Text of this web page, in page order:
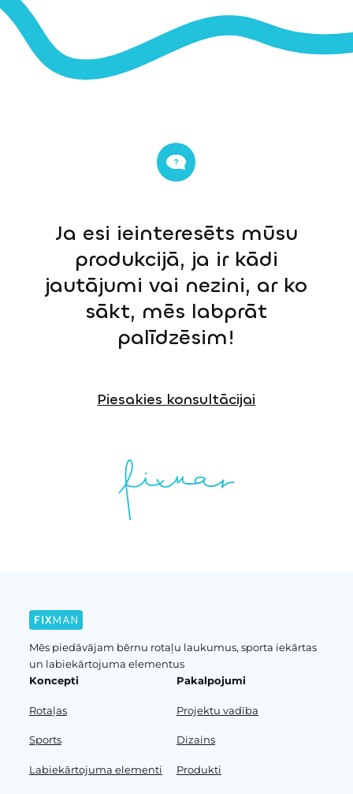
Ja esi ieinteresēts mūsu
produkcijā, ja ir kādi
jautājumi vai nezini, ar ko
sākt, mēs labprāt
palīdzēsim!
Piesakies konsultācijai
Mēs piedāvājam bērnu rotaļu laukumus, sporta iekārtas
un labiekārtojuma elementus
Koncepti
Rotaļas
Sports
Labiekārtojuma elementi
Pakalpojumi
Projektu vadība
Dizains
Produkti